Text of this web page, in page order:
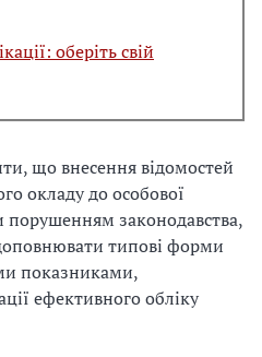
оберіть свій
що внесення відомостей
окладу до особової
законодавства,
типові форми
показниками,
ефективного обліку